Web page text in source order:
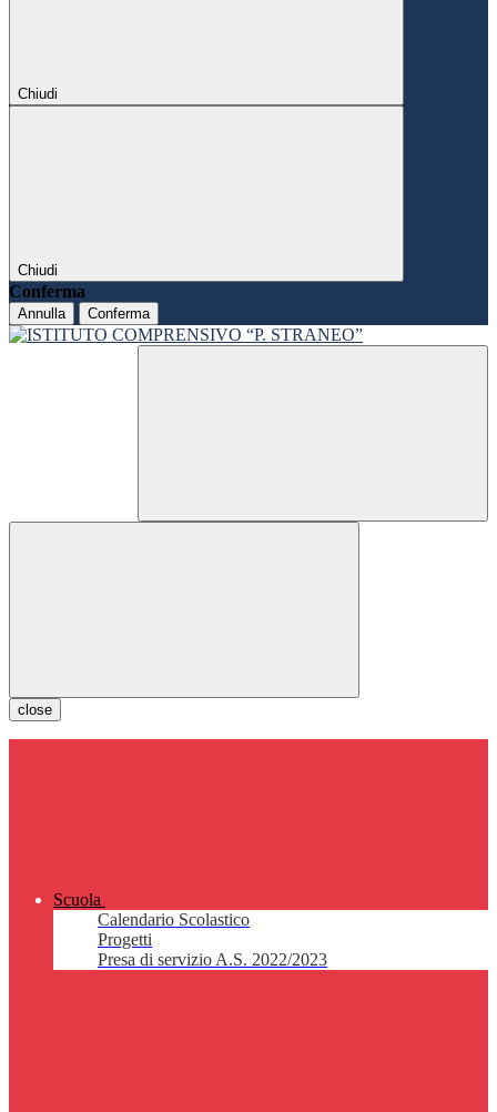
Chiudi
Chiudi
Conferma
Annulla Conferma
close
Scuola
Calendario Scolastico
Progetti
Presa di servizio A.S. 2022/2023